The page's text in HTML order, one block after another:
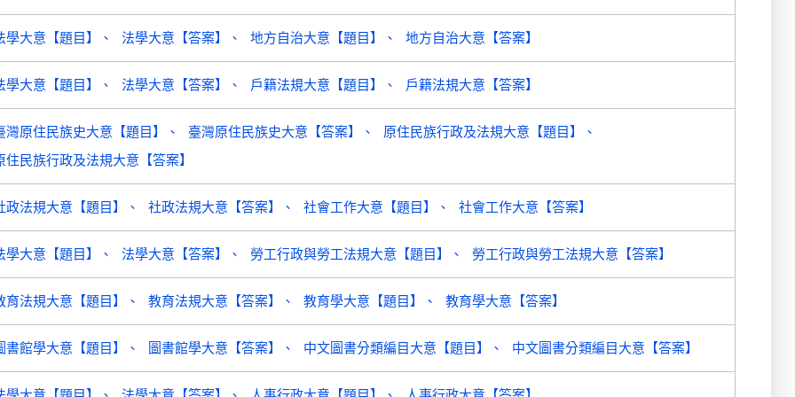
學大意【題目】 法學大意【答案】 地方自治大意【題目】 地方自治大意【答案】
學大意【題目】 法學大意【答案】 戶籍法規大意【題目】 戶籍法規大意【答案】
灣原住民族史大意【題目】 臺灣原住民族史大意【答案】
原住民族行政及法規大意【題目】
住民族行政及法規大意【答案】
政法規大意【題目】 社政法規大意【答案】 社會工作大意【題目】 社會工作大意【答案】
學大意【題目】 法學大意【答案】 勞工行政與勞工法規大意【題目】 勞工行政與勞工法規大意【答案】
育法規大意【題目】 教育法規大意【答案】 教育學大意【題目】 教育學大意【答案】
書館學大意【題目】 圖書館學大意【答案】 中文圖書分類編目大意【題目】 中文圖書分類編目大意【答案】